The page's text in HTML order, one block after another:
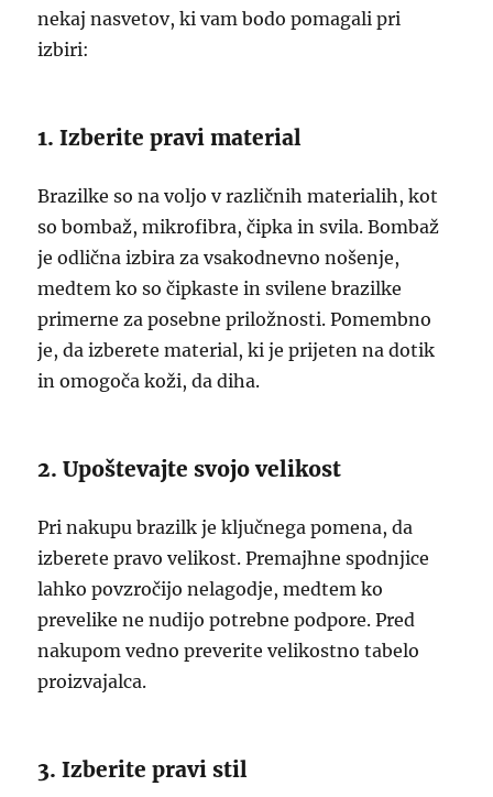
nekaj nasvetov, ki vam bodo pomagali pri
izbiri:
1. Izberite pravi material
Brazilke so na voljo v različnih materialih, kot
so bombaž, mikrofibra, čipka in svila. Bombaž
je odlična izbira za vsakodnevno nošenje,
medtem ko so čipkaste in svilene brazilke
primerne za posebne priložnosti. Pomembno
je, da izberete material, ki je prijeten na dotik
in omogoča koži, da diha.
2. Upoštevajte svojo velikost
Pri nakupu brazilk je ključnega pomena, da
izberete pravo velikost. Premajhne spodnjice
lahko povzročijo nelagodje, medtem ko
prevelike ne nudijo potrebne podpore. Pred
nakupom vedno preverite velikostno tabelo
proizvajalca.
3. Izberite pravi stil